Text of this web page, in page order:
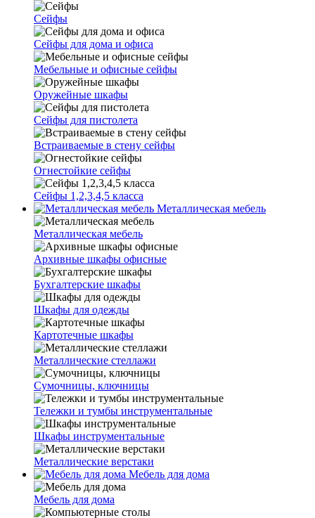
Сейфы
Сейфы для дома и офиса
Мебельные и офисные сейфы
Оружейные шкафы
Сейфы для пистолета
Встраиваемые в стену сейфы
Огнестойкие сейфы
Сейфы 1,2,3,4,5 класса
Металлическая мебель
Металлическая мебель
Архивные шкафы офисные
Бухгалтерские шкафы
Шкафы для одежды
Картотечные шкафы
Металлические стеллажи
Сумочницы, ключницы
Тележки и тумбы инструментальные
Шкафы инструментальные
Металлические верстаки
Мебель для дома
Мебель для дома